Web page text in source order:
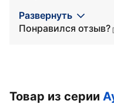
Развернуть
Понравился отзыв?
Товар из серии